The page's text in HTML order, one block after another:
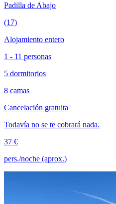
Padilla de Abajo
(17)
Alojamiento entero
1 - 11 personas
5 dormitorios
8 camas
Cancelación gratuita
Todavía no se te cobrará nada.
37 €
pers./noche (aprox.)